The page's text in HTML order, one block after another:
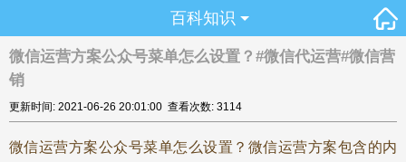
百科知识
微信运营方案公众号菜单怎么设置？#微信代运营#微信营
销
更新时间: 2021-06-26 20:01:00 查看次数: 3114
微信运营方案公众号菜单怎么设置？微信运营方案包含的内